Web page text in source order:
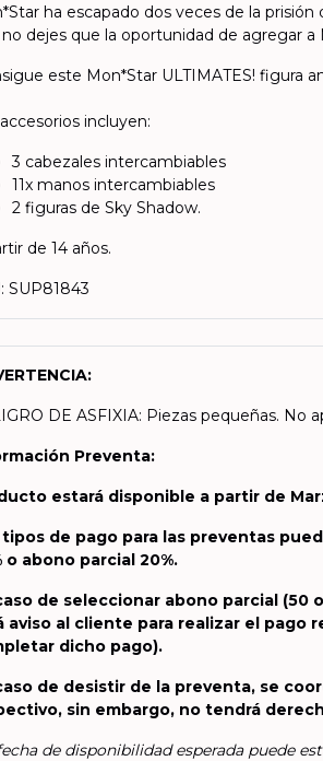
ha escapado dos veces de la
dejes que la oportunidad de agregar
este Mon*Star ULTIMATES! figura
incluyen:
3 cabezales intercambiables
11x manos intercambiables
2 figuras de Sky Shadow.
de 14 años.
SUP81843
DE ASFIXIA: Piezas pequeñas. No
Preventa:
estará disponible a partir de
tipos de pago para las preventas
o abono parcial 20%.
de seleccionar abono parcial (50
aviso al cliente para realizar el pago
dicho pago).
de desistir de la preventa, se
sin embargo, no tendrá
de disponibilidad esperada puede